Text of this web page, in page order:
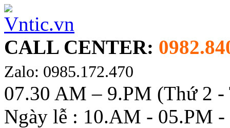
CALL CENTER:
Zalo: 0985.172.470
07.30 AM – 9.PM (Thứ 2 -
Ngày lễ : 10.AM - 05.PM -